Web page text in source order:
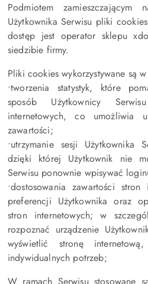
Podmiotem zamieszczającym
Użytkownika Serwisu pliki
dostęp jest operator sklepu
siedzibie firmy.
Pliki cookies wykorzystywane są
•tworzenia statystyk, które
sposób Użytkownicy
internetowych, co umożliwia
zawartości;
•utrzymanie sesji Użytkownika
dzięki której Użytkownik nie
Serwisu ponownie wpisywać
•dostosowania zawartości
preferencji Użytkownika oraz
stron internetowych; w
rozpoznać urządzenie
wyświetlić stronę
indywidualnych potrzeb;